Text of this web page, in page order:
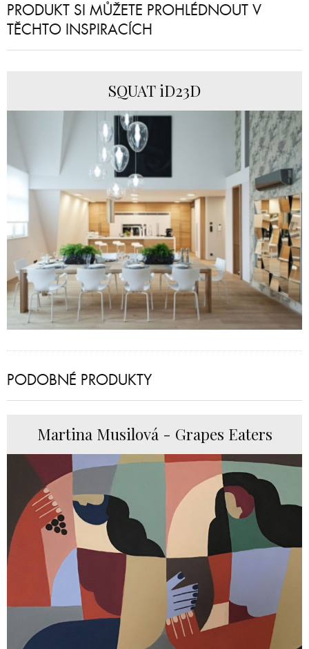
PRODUKT SI MŮŽETE PROHLÉDNOUT V
TĚCHTO INSPIRACÍCH
SQUAT iD23D
PODOBNÉ PRODUKTY
Martina Musilová - Grapes Eaters